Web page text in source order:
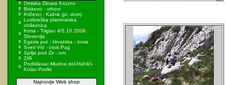
Omiska Dinara Kruzno
Biokovo - vrhovi
Križevci - Kalnik (pl. dom)
Ludbreška planinarska
obilaznica
Krma - Triglav 4/5.10.2008
Slovenija
Egeria put - Hrvatska - Iovia
Sveti Vid - otok Pag
Spilja pod Zir - om
ZIR
Podkilavac-Mudna dol-Hahlići-
Kolac-Podki
Najnovije Web shop